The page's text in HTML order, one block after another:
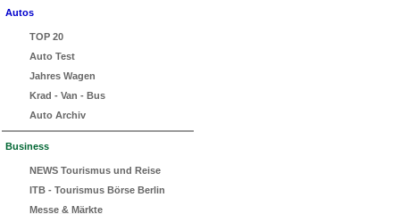
Autos
TOP 20
Auto Test
Jahres Wagen
Krad - Van - Bus
Auto Archiv
Business
NEWS Tourismus und Reise
ITB - Tourismus Börse Berlin
Messe & Märkte